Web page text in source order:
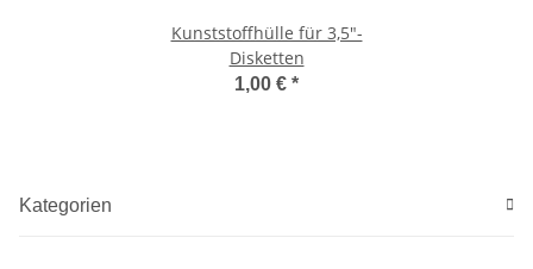
Kunststoffhülle für 3,5"-
Disketten
1,00 € *
Kategorien